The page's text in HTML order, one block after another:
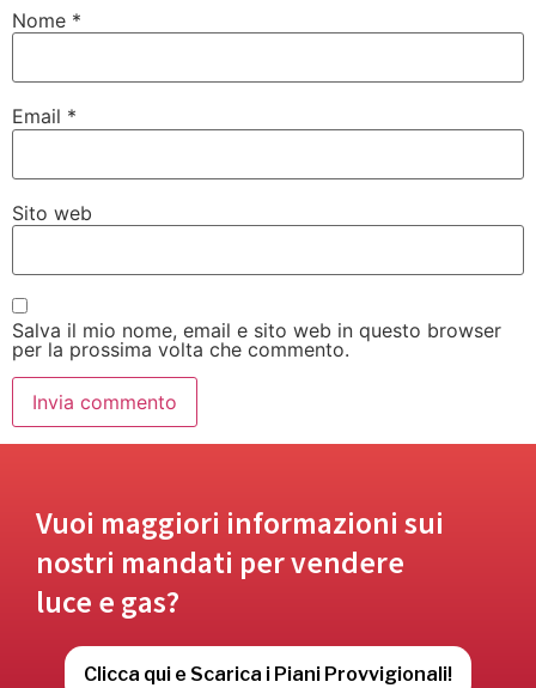
Nome *
Email *
Sito web
Salva il mio nome, email e sito web in questo browser
per la prossima volta che commento.
Vuoi maggiori informazioni sui
nostri mandati per vendere
luce e gas?
Clicca qui e Scarica i Piani Provvigionali!